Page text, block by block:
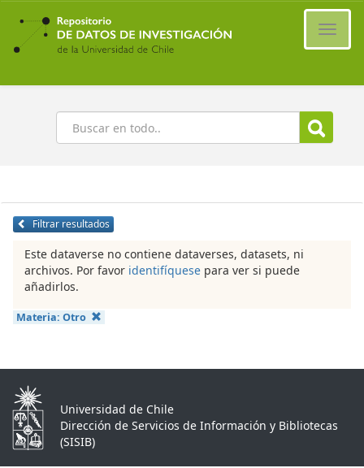
Ir
contenido
principal
Buscar
Filtrar resultados
Este dataverse no contiene dataverses, datasets, ni
archivos. Por favor identifíquese para ver si puede
añadirlos.
Materia: Otro
Universidad de Chile
Dirección de Servicios de Información y Bibliotecas
(SISIB)